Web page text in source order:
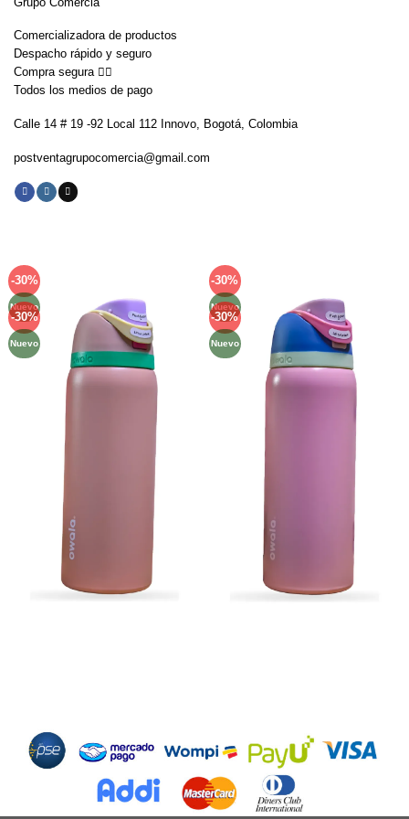
Comercializadora de productos
Despacho rápido y seguro
Compra segura 👇🏼
Todos los medios de pago
Calle 14 # 19 -92 Local 112 Innovo, Bogotá, Colombia
postventagrupocomercia@gmail.com
-30%
Nuevo
deseos
-30%
Nuevo
deseos
-30%
Nuevo
lista de
deseos
-30%
Nuevo
lista de
deseos